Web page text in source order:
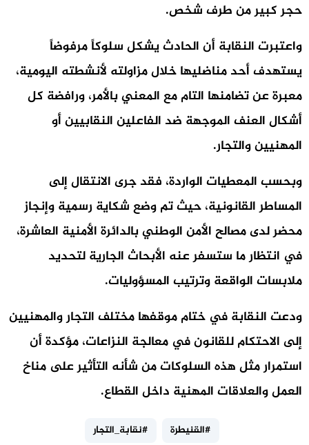
حجر كبير من طرف شخص.
واعتبرت النقابة أن الحادث يشكل سلوكاً مرفوضاً
يستهدف أحد مناضليها خلال مزاولته لأنشطته اليومية،
معبرة عن تضامنها التام مع المعني بالأمر، ورافضة كل
أشكال العنف الموجهة ضد الفاعلين النقابيين أو
المهنيين والتجار.
وبحسب المعطيات الواردة، فقد جرى الانتقال إلى
المساطر القانونية، حيث تم وضع شكاية رسمية وإنجاز
محضر لدى مصالح الأمن الوطني بالدائرة الأمنية العاشرة،
في انتظار ما ستسفر عنه الأبحاث الجارية لتحديد
ملابسات الواقعة وترتيب المسؤوليات.
ودعت النقابة في ختام موقفها مختلف التجار والمهنيين
إلى الاحتكام للقانون في معالجة النزاعات، مؤكدة أن
استمرار مثل هذه السلوكات من شأنه التأثير على مناخ
العمل والعلاقات المهنية داخل القطاع.
#القنيطرة #نقابة_التجار